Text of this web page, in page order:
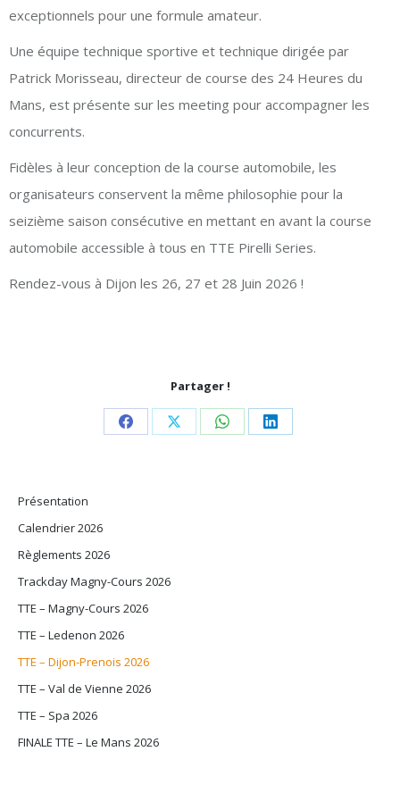
exceptionnels pour une formule amateur.
Une équipe technique sportive et technique dirigée par
Patrick Morisseau, directeur de course des 24 Heures du
Mans, est présente sur les meeting pour accompagner les
concurrents.
Fidèles à leur conception de la course automobile, les
organisateurs conservent la même philosophie pour la
seizième saison consécutive en mettant en avant la course
automobile accessible à tous en TTE Pirelli Series.
Rendez-vous à Dijon les 26, 27 et 28 Juin 2026 !
Partager !
Share Share Share Share
Présentation
Calendrier 2026
Règlements 2026
Trackday Magny-Cours 2026
TTE – Magny-Cours 2026
TTE – Ledenon 2026
TTE – Dijon-Prenois 2026
TTE – Val de Vienne 2026
TTE – Spa 2026
FINALE TTE – Le Mans 2026